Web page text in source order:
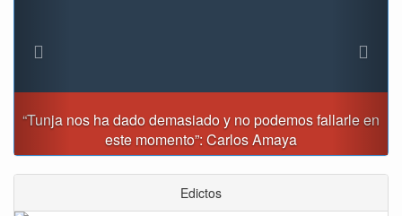
fallarle en
Tunja prohibirá este viernes la venta de licor,
drones y otras actividades
Edictos